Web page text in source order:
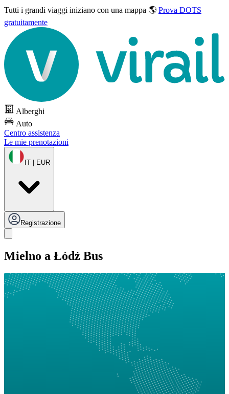
Tutti i grandi viaggi iniziano con una mappa 🌎 Prova DOTS
gratuitamente
Alberghi
Auto
Centro assistenza
Le mie prenotazioni
IT | EUR
Registrazione
Mielno a Łódź Bus